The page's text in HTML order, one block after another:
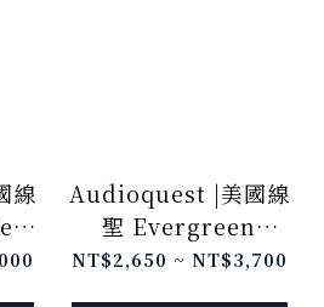
線
Audioquest |美國線
聖 Evergreen
(3.5mm To 3.5mm)
NT$2,650 ~ NT$3,700